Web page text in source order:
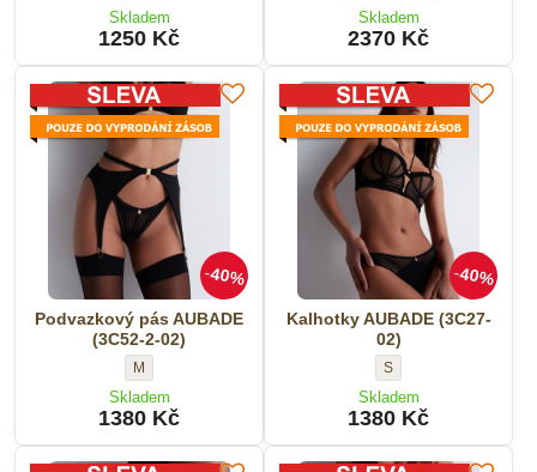
krajková
AUBADE
02)
-
Velikost:
Skladem
1250 Kč
push-
up
(3CN81-
02)
-
Velikost:
up
(3CN81-
02)
-
Velikost:
Skladem
2370 Kč
40%
Podvazkový pás AUBADE
(3C52-2-02)
Podvazkový
pás
AUBADE
2-
M
Skladem
1380 Kč
40%
Kalhotky AUBADE (3C27-
02)
Kalhotky
AUBADE
(3C27-
-
S
Skladem
1380 Kč